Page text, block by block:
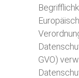
GVO)